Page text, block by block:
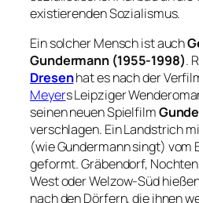
existierenden Sozialismus.
Ein solcher Mensch ist auch
Gundermann (1955-1998).
Dresenhat es nach der
Meyers Leipziger
seinen neuen Spielfilm
verschlagen. Ein Landstrich
(wie Gundermann singt) vom
geformt. Gräbendorf,
West oder Welzow-Süd
nach den Dörfern, die ihnen